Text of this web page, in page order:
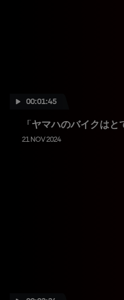
00:01:45
「ヤマハのバイクはと
21 NOV 2024